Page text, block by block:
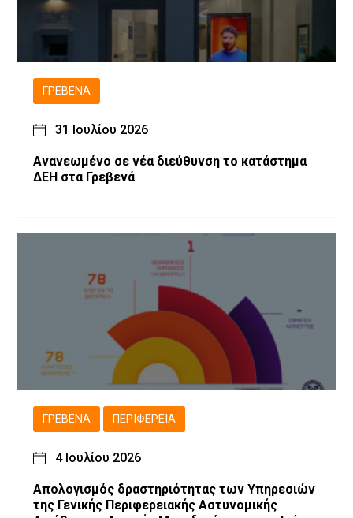
ΓΡΕΒΕΝΆ
31 Ιουλίου 2026
Ανανεωμένο σε νέα διεύθυνση το κατάστημα
ΔΕΗ στα Γρεβενά
ΓΡΕΒΕΝΆ ΠΕΡΙΦΈΡΕΙΑ
4 Ιουλίου 2026
Απολογισμός δραστηριότητας των Υπηρεσιών
της Γενικής Περιφερειακής Αστυνομικής